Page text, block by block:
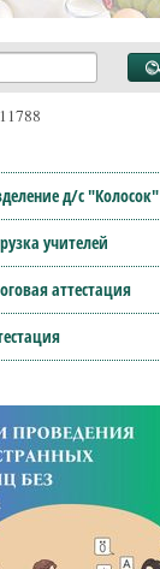
д/с "Колосок"
учителей
аттестация